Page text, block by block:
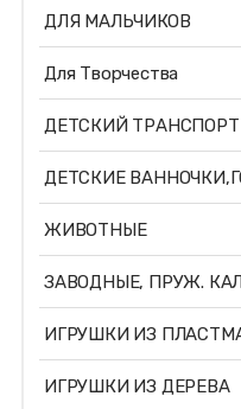
ДЛЯ МАЛЬЧИКОВ
Для Творчества
ДЕТСКИЙ ТРАНСПОРТ
ДЕТСКИЕ
ЖИВОТНЫЕ
ЗАВОДНЫЕ, ПРУЖ.
ИГРУШКИ ИЗ
ИГРУШКИ ИЗ ДЕРЕВА